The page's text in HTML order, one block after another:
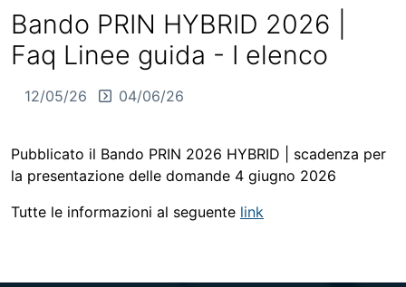
Bando PRIN HYBRID 2026 |
Faq Linee guida - I elenco
12/05/26 04/06/26
Pubblicato il Bando PRIN 2026 HYBRID | scadenza per
la presentazione delle domande 4 giugno 2026
Tutte le informazioni al seguente link